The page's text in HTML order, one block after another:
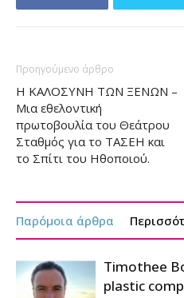
Προηγούμενο άρθρο
Η ΚΑΛΟΣΥΝΗ ΤΩΝ ΞΕΝΩΝ –
Μια εθελοντική
πρωτοβουλία του Θεάτρου
Σταθμός για το ΤΑΣΕΗ και
το Σπίτι του Ηθοποιού.
Παρόμοια άρθρα
Timothee
plastic